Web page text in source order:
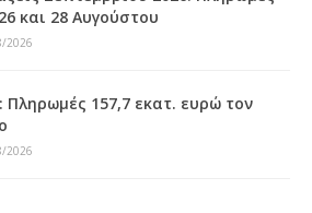
και 28 Αυγούστου
2026
Πληρωμές 157,7 εκατ. ευρώ τον
2026